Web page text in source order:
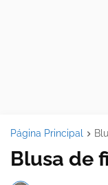
Página Principal
Blusa de